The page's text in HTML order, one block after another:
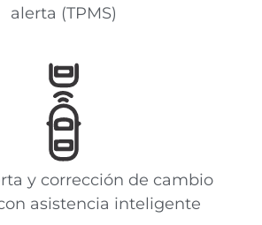
alerta (TPMS)
y corrección de cambio
asistencia inteligente